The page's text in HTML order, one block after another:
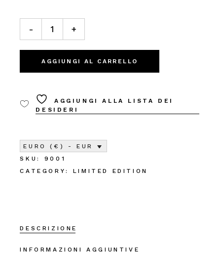
Les Petites_1 quantity
- +
AGGIUNGI AL CARRELLO
AGGIUNGI ALLA LISTA DEI
DESIDERI
EURO (€) - EUR
SKU:
9001
CATEGORY:
LIMITED EDITION
DESCRIZIONE
INFORMAZIONI AGGIUNTIVE